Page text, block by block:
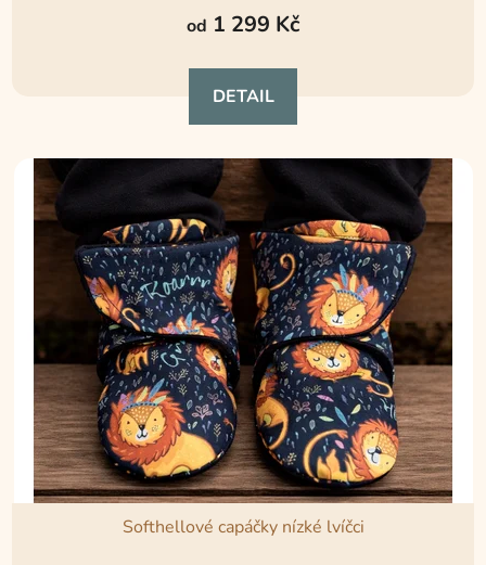
hodnocení
je
5,0
z
5
hvězdiček.
od 1 299 Kč
DETAIL
Softhellové capáčky nízké lvíčci